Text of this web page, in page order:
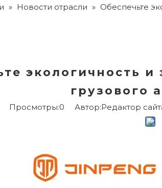
» Новости отрасли » Обеспечьте
экологичность
грузового
Просмотры:0 Автор:Pедактор